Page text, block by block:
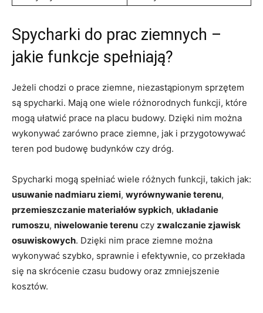
Spycharki do prac ziemnych –⁢
jakie funkcje​ spełniają?
Jeżeli chodzi o prace ziemne, niezastąpionym sprzętem
są spycharki. Mają one wiele różnorodnych funkcji, które
mogą ułatwić prace ⁢na placu ⁢budowy. Dzięki nim ⁢można
wykonywać zarówno prace‍ ziemne, jak i przygotowywać
teren pod budowę‌ budynków czy dróg.
Spycharki mogą ⁣spełniać⁢ wiele różnych funkcji, takich jak:
usuwanie nadmiaru ziemi, wyrównywanie terenu,
przemieszczanie materiałów‍ sypkich, układanie
rumoszu, niwelowanie terenu czy zwalczanie zjawisk
osuwiskowych. Dzięki nim prace ziemne można
wykonywać‌ szybko, sprawnie⁤ i efektywnie, co przekłada
się na​ skrócenie czasu budowy oraz zmniejszenie
kosztów.